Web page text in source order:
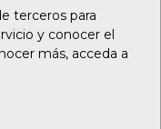
terceros para
y conocer el
más, acceda a